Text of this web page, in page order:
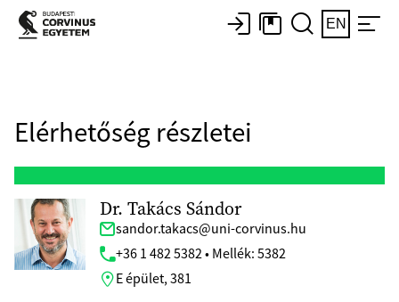
EN
Elérhetőség részletei
Dr. Takács Sándor
sandor.takacs@uni-corvinus.hu
+36 1 482 5382 • Mellék: 5382
E épület, 381